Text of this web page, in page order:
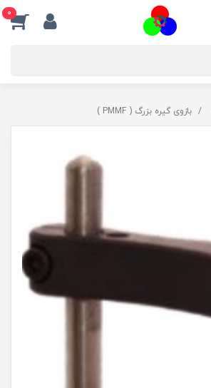
0
بازوی گیره بزرگ ( PMMF )